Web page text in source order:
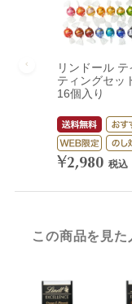
リンドール テ
ティングセッ
16個入り
¥2,980 税込
この商品を見